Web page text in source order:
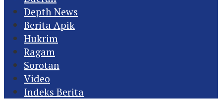
Depth News
Berita Apik
Hukrim
Ragam
Sorotan
Video
Indeks Berita